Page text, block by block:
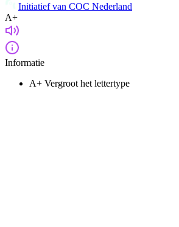
Initiatief van COC Nederland
A+
Informatie
A+ Vergroot het lettertype